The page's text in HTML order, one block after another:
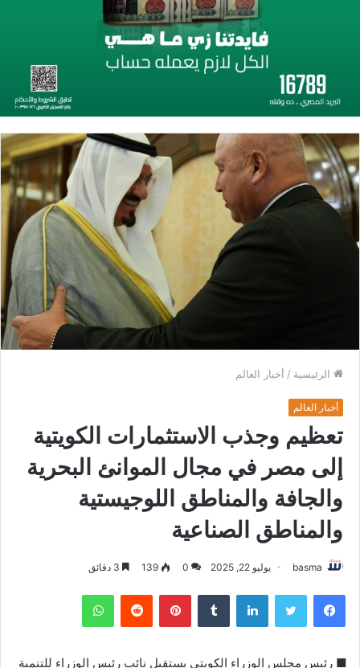
الرئيسية / أخبار العالم
أخبار العالم
تعظيم وجذب الاستثمارات الكويتية
إلى مصر في مجال الموانئ البحرية
والجافة والمناطق اللوجيستية
والمناطق الصناعية
basma يوليو 22, 2025 0
139
فيسبوك تويتر لينكدإن بينتيريست واتساب
■ رئيس مجلس الوزراء الكويتي يستقبل نائب رئيس الوزراء للتنمية